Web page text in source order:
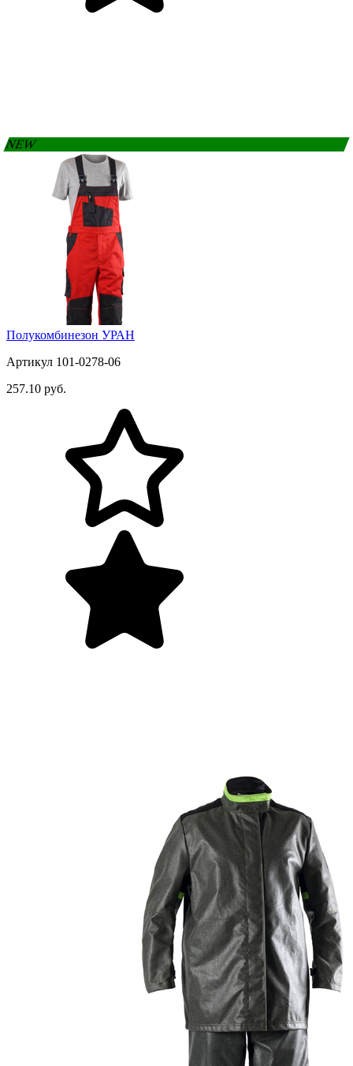
NEW
Полукомбинезон УРАН
Артикул 101-0278-06
257.10 руб.